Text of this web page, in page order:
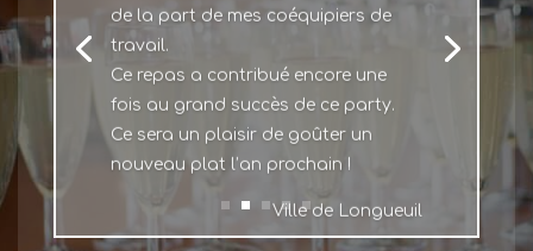
de la part de mes coéquipiers de
travail.
Ce repas a contribué encore une
fois au grand succès de ce party.
Ce sera un plaisir de goûter un
nouveau plat l’an prochain !
Ville de Longueuil